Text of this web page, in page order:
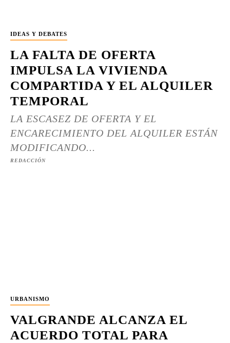
IDEAS Y DEBATES
LA FALTA DE OFERTA
IMPULSA LA VIVIENDA
COMPARTIDA Y EL ALQUILER
TEMPORAL
LA ESCASEZ DE OFERTA Y EL
ENCARECIMIENTO DEL ALQUILER ESTÁN
MODIFICANDO...
REDACCIÓN
URBANISMO
VALGRANDE ALCANZA EL
ACUERDO TOTAL PARA